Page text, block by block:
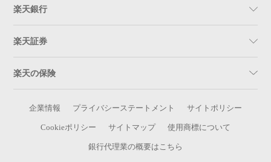
楽天銀行
楽天証券
楽天の保険
企業情報 プライバシーステートメント サイトポリシー
Cookieポリシー サイトマップ 使用商標について
銀行代理業の概要はこちら